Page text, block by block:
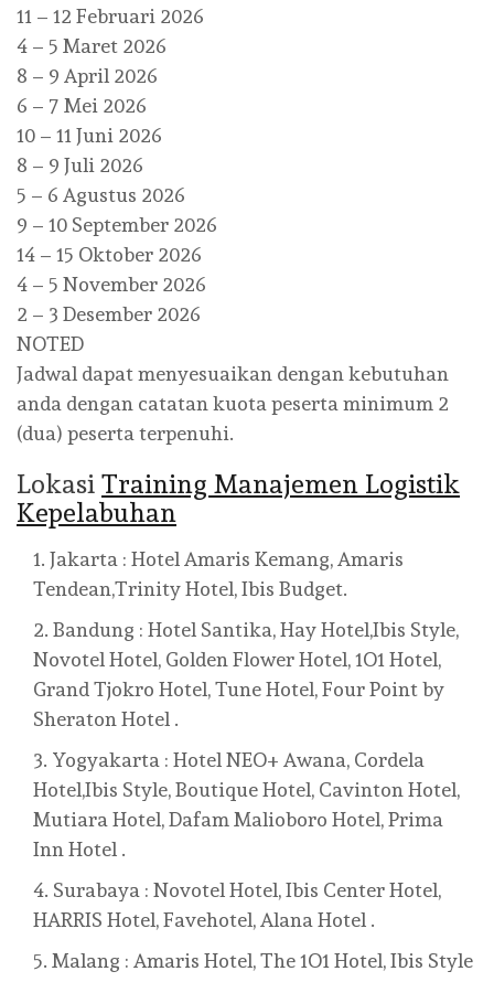
11 – 12 Februari 2026
4 – 5 Maret 2026
8 – 9 April 2026
6 – 7 Mei 2026
10 – 11 Juni 2026
8 – 9 Juli 2026
5 – 6 Agustus 2026
9 – 10 September 2026
14 – 15 Oktober 2026
4 – 5 November 2026
2 – 3 Desember 2026
NOTED
Jadwal dapat menyesuaikan dengan kebutuhan
anda dengan catatan kuota peserta minimum 2
(dua) peserta terpenuhi.
Lokasi Training Manajemen Logistik
Kepelabuhan
Jakarta : Hotel Amaris Kemang, Amaris
Tendean,Trinity Hotel, Ibis Budget.
Bandung : Hotel Santika, Hay Hotel,Ibis Style,
Novotel Hotel, Golden Flower Hotel, 1O1 Hotel,
Grand Tjokro Hotel, Tune Hotel, Four Point by
Sheraton Hotel .
Yogyakarta : Hotel NEO+ Awana, Cordela
Hotel,Ibis Style, Boutique Hotel, Cavinton Hotel,
Mutiara Hotel, Dafam Malioboro Hotel, Prima
Inn Hotel .
Surabaya : Novotel Hotel, Ibis Center Hotel,
HARRIS Hotel, Favehotel, Alana Hotel .
Malang : Amaris Hotel, The 1O1 Hotel, Ibis Style